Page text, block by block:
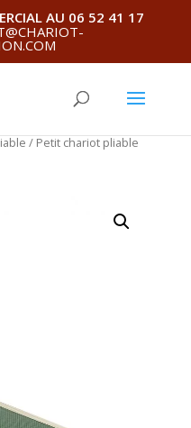
AU 06 52 41 17
/ Petit chariot pliable